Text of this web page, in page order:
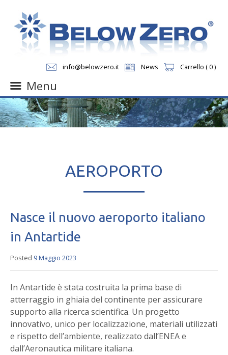
info@belowzero.it News Carrello ( 0 )
Menu
Skip
to
content
AEROPORTO
Nasce il nuovo aeroporto italiano
in Antartide
Posted 9 Maggio 2023
In Antartide è stata costruita la prima base di
atterraggio in ghiaia del continente per assicurare
supporto alla ricerca scientifica. Un progetto
innovativo, unico per localizzazione, materiali utilizzati
e rispetto dell’ambiente, realizzato dall’ENEA e
dall’Aeronautica militare italiana.